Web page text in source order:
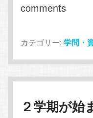
comments
カテゴリー: 学問・
２学期が